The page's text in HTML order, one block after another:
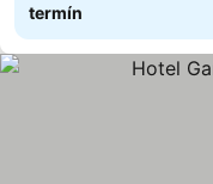
termín